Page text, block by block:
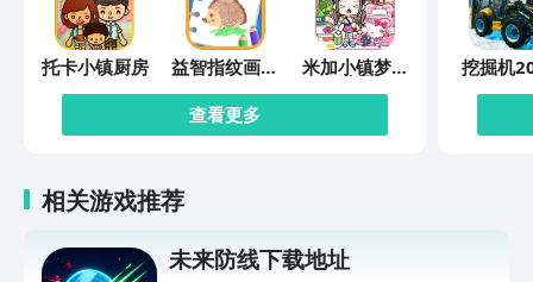
托卡小镇厨房 益智指纹画画
板
米加小镇梦幻
世界
查看更多
挖掘机
相关游戏推荐
未来防线下载地址